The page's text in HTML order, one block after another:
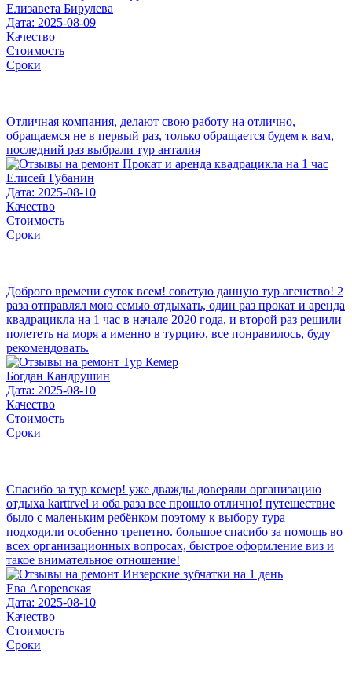
Елизавета Бирулева
Дата: 2025-08-09
Качество
Стоимость
Сроки
Отличная компания, делают свою работу на отлично,
обращаемся не в первый раз, только обращается будем к вам,
последний раз выбрали тур анталия
Елисей Губанин
Дата: 2025-08-10
Качество
Стоимость
Сроки
Доброго времени суток всем! советую данную тур агенство! 2
раза отправлял мою семью отдыхать, один раз прокат и аренда
квадрацикла на 1 час в начале 2020 года, и второй раз решили
полететь на моря а именно в турцию, все понравилось, буду
рекомендовать.
Богдан Кандрушин
Дата: 2025-08-10
Качество
Стоимость
Сроки
Спасибо за тур кемер! уже дважды доверяли организацию
отдыха karttrvel и оба раза все прошло отлично! путешествие
было с маленьким ребёнком поэтому к выбору тура
подходили особенно трепетно. большое спасибо за помощь во
всех организационных вопросах, быстрое оформление виз и
такое внимательное отношение!
Ева Агоревская
Дата: 2025-08-10
Качество
Стоимость
Сроки